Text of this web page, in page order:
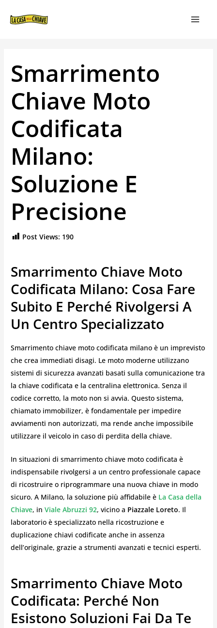
Smarrimento
Chiave Moto
Codificata
Milano:
Soluzione E
Precisione
Post Views: 190
Smarrimento Chiave Moto
Codificata Milano: Cosa Fare
Subito E Perché Rivolgersi A
Un Centro Specializzato
Smarrimento chiave moto codificata milano è un imprevisto
che crea immediati disagi. Le moto moderne utilizzano
sistemi di sicurezza avanzati basati sulla comunicazione tra
la chiave codificata e la centralina elettronica. Senza il
codice corretto, la moto non si avvia. Questo sistema,
chiamato immobilizer, è fondamentale per impedire
avviamenti non autorizzati, ma rende anche impossibile
utilizzare il veicolo in caso di perdita della chiave.
In situazioni di smarrimento chiave moto codificata è
indispensabile rivolgersi a un centro professionale capace
di ricostruire o riprogrammare una nuova chiave in modo
sicuro. A Milano, la soluzione più affidabile è La Casa della
Chiave, in Viale Abruzzi 92, vicino a Piazzale Loreto. Il
laboratorio è specializzato nella ricostruzione e
duplicazione chiavi codificate anche in assenza
dell’originale, grazie a strumenti avanzati e tecnici esperti.
Smarrimento Chiave Moto
Codificata: Perché Non
Esistono Soluzioni Fai Da Te
ARTICOLI